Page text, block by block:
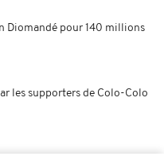
Diomandé pour 140 millions
les supporters de Colo-Colo